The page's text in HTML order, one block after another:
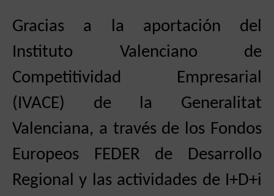
Gracias a la aportación del
Instituto Valenciano de
Competitividad Empresarial
(IVACE) de la Generalitat
Valenciana, a través de los Fondos
Europeos FEDER de Desarrollo
Regional y las actividades de I+D+i